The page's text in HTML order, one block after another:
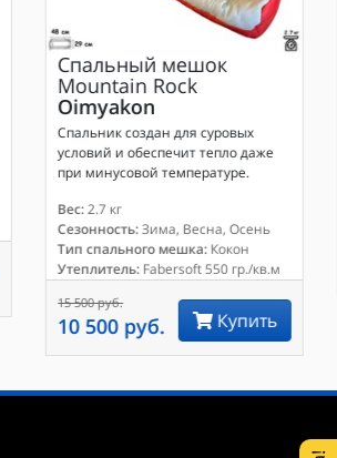
Спальный мешок
Mountain Rock
Oimyakon
Спальник создан для суровых
условий и обеспечит тепло даже
при минусовой температуре.
Вес:2.7 кг
Сезонность:Зима, Весна, Осень
Тип спального мешка:Кокон
Утеплитель:Fabersoft 550 гр./кв.м
15 500 руб.
10 500 руб. Купить